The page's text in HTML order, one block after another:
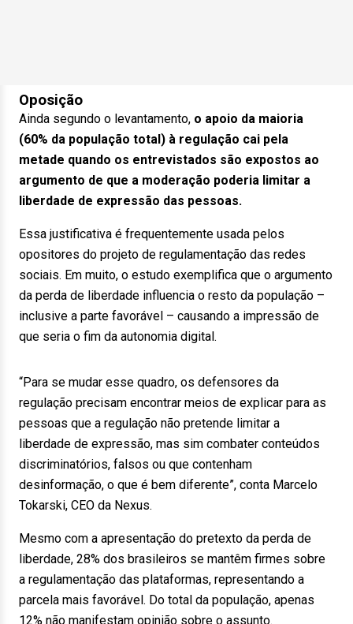
Oposição
Ainda segundo o levantamento, o apoio da maioria
(60% da população total) à regulação cai pela
metade quando os entrevistados são expostos ao
argumento de que a moderação poderia limitar a
liberdade de expressão das pessoas.
Essa justificativa é frequentemente usada pelos
opositores do projeto de regulamentação das redes
sociais. Em muito, o estudo exemplifica que o argumento
da perda de liberdade influencia o resto da população –
inclusive a parte favorável – causando a impressão de
que seria o fim da autonomia digital.
“Para se mudar esse quadro, os defensores da
regulação precisam encontrar meios de explicar para as
pessoas que a regulação não pretende limitar a
liberdade de expressão, mas sim combater conteúdos
discriminatórios, falsos ou que contenham
desinformação, o que é bem diferente”, conta Marcelo
Tokarski, CEO da Nexus.
Mesmo com a apresentação do pretexto da perda de
liberdade, 28% dos brasileiros se mantêm firmes sobre
a regulamentação das plataformas, representando a
parcela mais favorável. Do total da população, apenas
12% não manifestam opinião sobre o assunto.